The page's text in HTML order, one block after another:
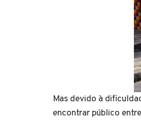
Mas devido à
encontrar público